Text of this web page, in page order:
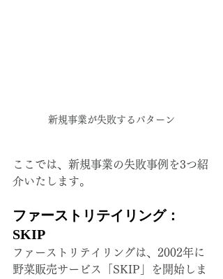
新規事業が失敗するパターン
ここでは、新規事業の失敗事例を3つ紹
介いたします。
ファーストリテイリング：
SKIP
ファーストリテイリングは、2002年に
野菜販売サービス「SKIP」を開始しま